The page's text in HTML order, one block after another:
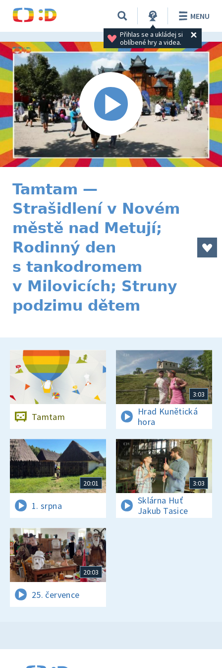
Přihlas se a ukládej si
oblíbené hry a videa.
MENU
Tamtam —
Strašidlení v Novém
městě nad Metují;
Rodinný den
s tankodromem
v Milovicích; Struny
podzimu dětem
Tamtam
3:03
Hrad Kunětická
hora
20:01
1. srpna
3:03
Sklárna Huť
Jakub Tasice
20:03
25. července